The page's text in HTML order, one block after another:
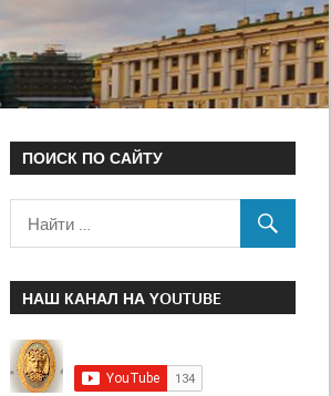
ПОИСК ПО САЙТУ
НАШ КАНАЛ НА YOUTUBE